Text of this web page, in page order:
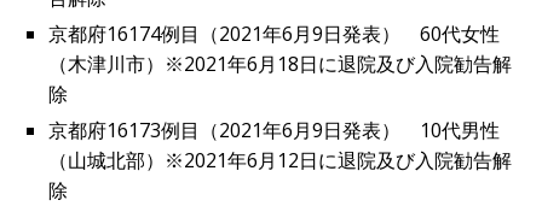
京都府16174例目（2021年6月9日発表） 60代女性
（木津川市）※2021年6月18日に退院及び入院勧告解
除
京都府16173例目（2021年6月9日発表） 10代男性
（山城北部）※2021年6月12日に退院及び入院勧告解
除